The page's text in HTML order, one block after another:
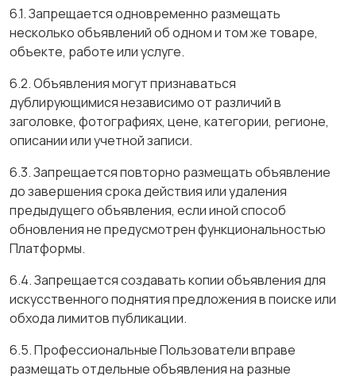
6.1. Запрещается одновременно размещать
несколько объявлений об одном и том же товаре,
объекте, работе или услуге.
6.2. Объявления могут признаваться
дублирующимися независимо от различий в
заголовке, фотографиях, цене, категории, регионе,
описании или учетной записи.
6.3. Запрещается повторно размещать объявление
до завершения срока действия или удаления
предыдущего объявления, если иной способ
обновления не предусмотрен функциональностью
Платформы.
6.4. Запрещается создавать копии объявления для
искусственного поднятия предложения в поиске или
обхода лимитов публикации.
6.5. Профессиональные Пользователи вправе
размещать отдельные объявления на разные